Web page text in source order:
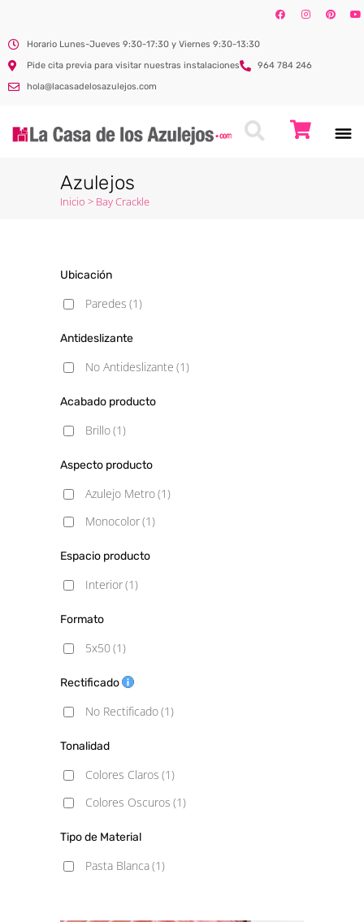
Horario Lunes-Jueves 9:30-17:30 y Viernes 9:30-13:30
Pide cita previa para visitar nuestras instalaciones
964 784 246
hola@lacasadelosazulejos.com
Azulejos
Inicio > Bay Crackle
Ubicación
Paredes (1)
Antideslizante
No Antideslizante (1)
Acabado producto
Brillo(1)
Aspecto producto
Azulejo Metro(1)
Monocolor(1)
Espacio producto
Interior(1)
Formato
5x50 (1)
Rectificado
No Rectificado(1)
Tonalidad
Colores Claros (1)
Colores Oscuros (1)
Tipo de Material
Pasta Blanca(1)